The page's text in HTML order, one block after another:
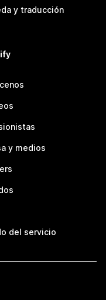
y traducción
y medios
del servicio